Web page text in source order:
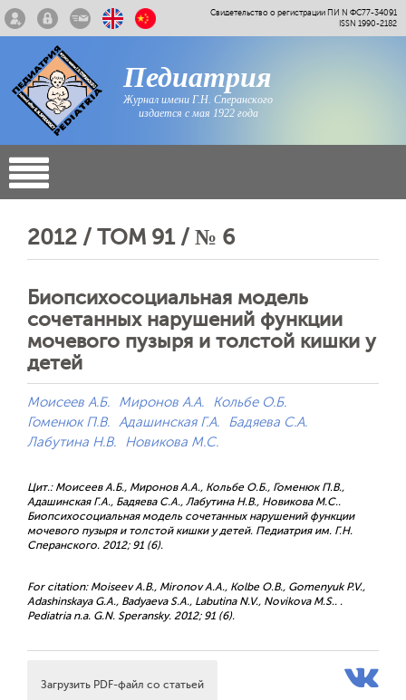
Свидетельство о регистрации ПИ N ФС77-34091
ISSN 1990-2182
Педиатрия
Журнал имени Г.Н. Сперанского
издается с мая 1922 года
2012 / ТОМ 91 / № 6
Биопсихосоциальная модель
сочетанных нарушений функции
мочевого пузыря и толстой кишки у
детей
Моисеев А.Б. Миронов А.А.
Кольбе О.Б.
Гоменюк П.В. Адашинская Г.А.
Бадяева С.А.
Лабутина Н.В.
Новикова М.С.
Цит.: Моисеев А.Б., Миронов А.А., Кольбе О.Б., Гоменюк П.В.,
Адашинская Г.А., Бадяева С.А., Лабутина Н.В., Новикова М.С..
Биопсихосоциальная модель сочетанных нарушений функции
мочевого пузыря и толстой кишки у детей. Педиатрия им. Г.Н.
Сперанского. 2012; 91 (6).
For citation: Moiseev A.B., Mironov A.A., Kolbe O.B., Gomenyuk P.V.,
Adashinskaya G.A., Badyaeva S.A., Labutina N.V., Novikova M.S.. .
Pediatria n.a. G.N. Speransky. 2012; 91 (6).
Загрузить PDF-файл со статьей